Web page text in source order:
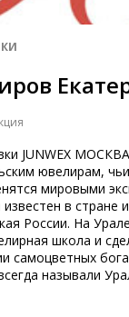
JUNWEX
ювелирам,
мировыми
в стране
России. На
школа и
самоцветных
называли